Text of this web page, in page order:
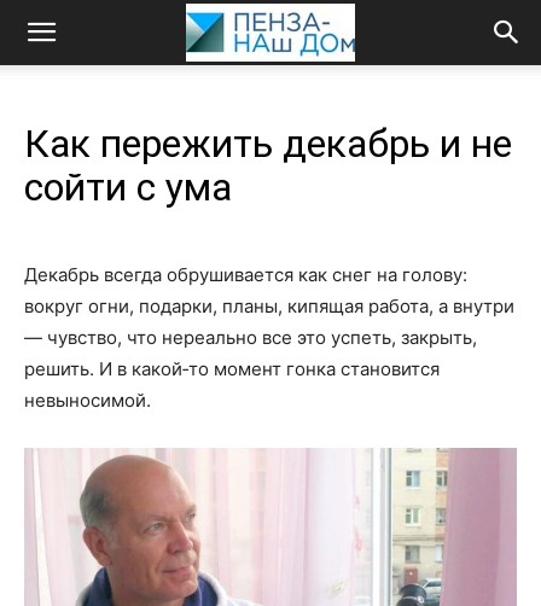
Как пережить декабрь и не
сойти с ума
Декабрь всегда обрушивается как снег на голову:
вокруг огни, подарки, планы, кипящая работа, а внутри
— чувство, что нереально все это успеть, закрыть,
решить. И в какой‑то момент гонка становится
невыносимой.